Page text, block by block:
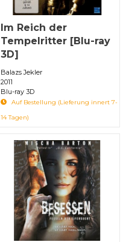
Im Reich der
Tempelritter [Blu-ray
3D]
Balazs Jekler
2011
Blu-ray 3D
Auf Bestellung (Lieferung innert 7-
14 Tagen)